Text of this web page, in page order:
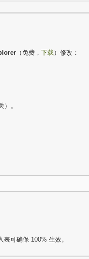
（免费， 下载）修改：
）。
可确保 100% 生效。